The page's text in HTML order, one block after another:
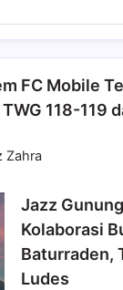
FC Mobile
118-119
Zahra
Jazz
Kolaborasi
Baturraden,
Ludes